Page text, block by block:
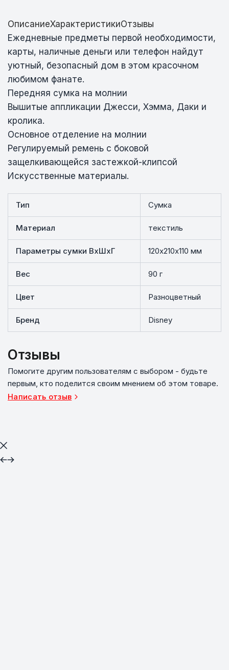
ОписаниеХарактеристикиОтзывы
Ежедневные предметы первой необходимости,
карты, наличные деньги или телефон найдут
уютный, безопасный дом в этом красочном
любимом фанате.
Передняя сумка на молнии
Вышитые аппликации Джесси, Хэмма, Даки и
кролика.
Основное отделение на молнии
Регулируемый ремень с боковой
защелкивающейся застежкой-клипсой
Искусственные материалы.
Тип Сумка
Материал текстиль
Параметры сумки ВхШхГ 120х210х110 мм
Вес 90 г
Цвет Разноцветный
Бренд Disney
Отзывы
Помогите другим пользователям с выбором - будьте
первым, кто поделится своим мнением об этом товаре.
Написать отзыв